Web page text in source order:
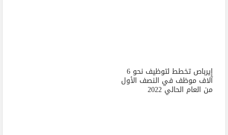
إيرباص تخطط لتوظيف نحو 6
آلاف موظف في النصف الأول
من العام الحالي 2022